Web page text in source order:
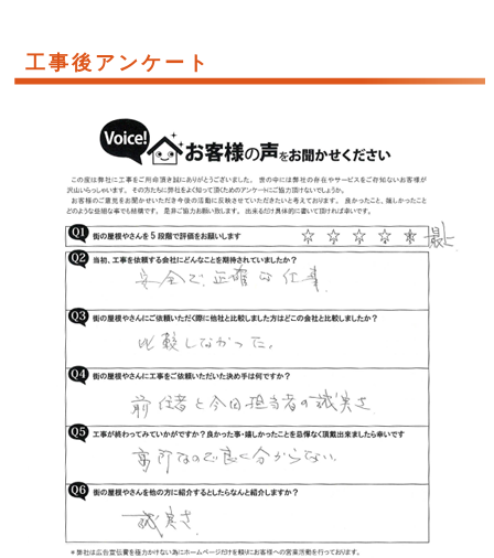
工事後アンケート